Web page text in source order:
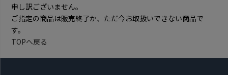
申し訳ございません。
ご指定の商品は販売終了か、ただ今お取扱いできない商品で
す。
TOPへ戻る